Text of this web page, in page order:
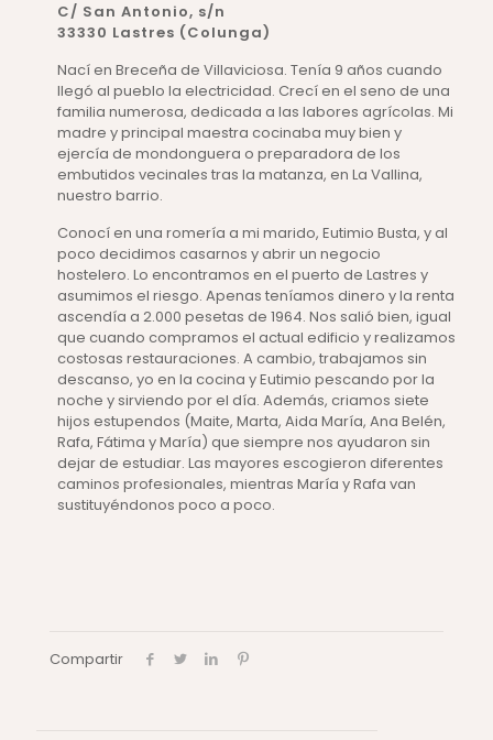
C/ San Antonio, s/n
33330 Lastres (Colunga)
Nací en Breceña de Villaviciosa. Tenía 9 años cuando
llegó al pueblo la electricidad. Crecí en el seno de una
familia numerosa, dedicada a las labores agrícolas. Mi
madre y principal maestra cocinaba muy bien y
ejercía de mondonguera o preparadora de los
embutidos vecinales tras la matanza, en La Vallina,
nuestro barrio.
Conocí en una romería a mi marido, Eutimio Busta, y al
poco decidimos casarnos y abrir un negocio
hostelero. Lo encontramos en el puerto de Lastres y
asumimos el riesgo. Apenas teníamos dinero y la renta
ascendía a 2.000 pesetas de 1964. Nos salió bien, igual
que cuando compramos el actual edificio y realizamos
costosas restauraciones. A cambio, trabajamos sin
descanso, yo en la cocina y Eutimio pescando por la
noche y sirviendo por el día. Además, criamos siete
hijos estupendos (Maite, Marta, Aida María, Ana Belén,
Rafa, Fátima y María) que siempre nos ayudaron sin
dejar de estudiar. Las mayores escogieron diferentes
caminos profesionales, mientras María y Rafa van
sustituyéndonos poco a poco.
Compartir